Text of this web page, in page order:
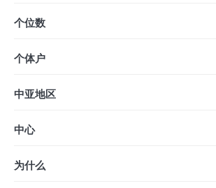
个位数
个体户
中亚地区
中心
为什么